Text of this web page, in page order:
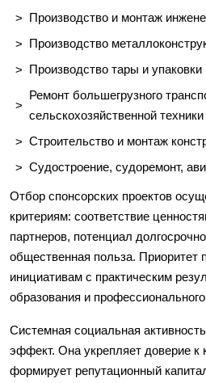
Производство и монтаж
Производство
Производство тары и упаковки
Ремонт большегрузного
сельскохозяйственной техники
Строительство и монтаж
Судостроение, судоремонт,
Отбор спонсорских проектов
критериям: соответствие
партнеров, потенциал
общественная польза. Приоритет
инициативам с практическим
образования и
Системная социальная
эффект. Она укрепляет доверие к
формирует репутационный